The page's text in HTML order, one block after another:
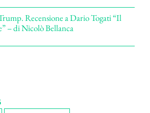
Recensione a Dario Togati “Il
– di Nicolò Bellanca